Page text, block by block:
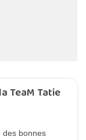
TeaM Tatie
des bonnes